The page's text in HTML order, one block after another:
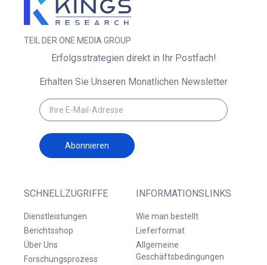
TEIL DER ONE MEDIA GROUP
SCHNELLZUGRIFFE
Dienstleistungen
Berichtsshop
Über Uns
Forschungsprozess
INFORMATIONSLINKS
Wie man bestellt
Lieferformat
Allgemeine
Geschäftsbedingungen
Erfolgsstrategien direkt in Ihr Postfach!
Erhalten Sie Unseren Monatlichen Newsletter
Abonnieren